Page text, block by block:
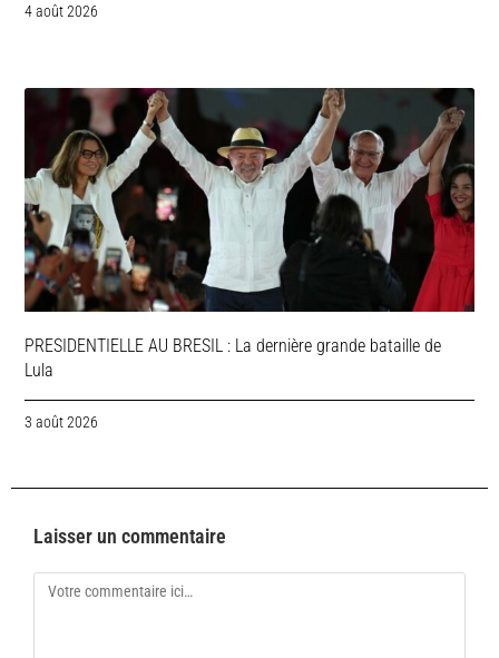
4 août 2026
PRESIDENTIELLE AU BRESIL : La dernière grande bataille de
Lula
3 août 2026
Laisser un commentaire